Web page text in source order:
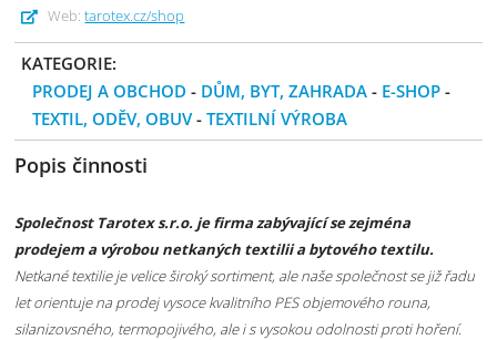
Web: tarotex.cz/shop
KATEGORIE:
PRODEJ A OBCHOD - DŮM, BYT, ZAHRADA - E-SHOP -
TEXTIL, ODĚV, OBUV-TEXTILNÍ VÝROBA
Popis činnosti
Společnost Tarotex s.r.o. je firma zabývající se zejména
prodejem a výrobou netkaných textilii a bytového textilu.
Netkané textilie je velice široký sortiment, ale naše společnost se již řadu
let orientuje na prodej vysoce kvalitního PES objemového rouna,
silanizovsného, termopojivého, ale i s vysokou odolnosti proti hoření.